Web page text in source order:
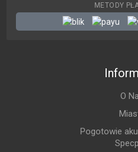
METODY
O
Pogotowie